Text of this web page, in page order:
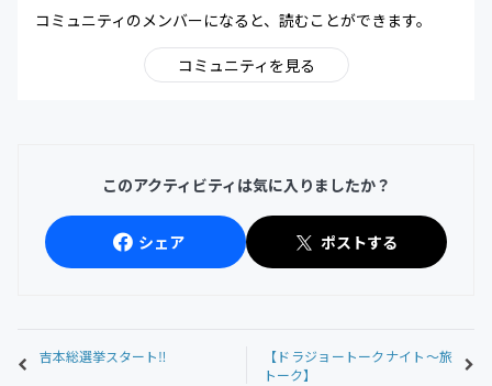
コミュニティのメンバーになると、読むことができます。
コミュニティを見る
このアクティビティは気に入りましたか？
シェア ポストする
吉本総選挙スタート‼︎
【ドラジョートークナイト～旅
トーク】